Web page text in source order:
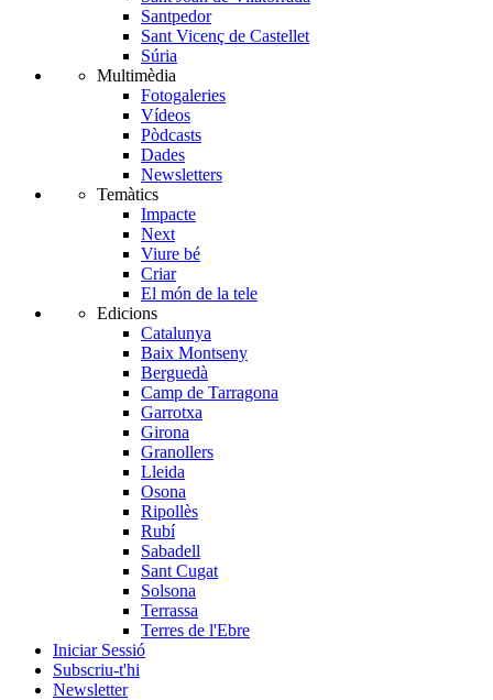
Santpedor
Sant Vicenç de Castellet
Súria
Multimèdia
Fotogaleries
Vídeos
Pòdcasts
Dades
Newsletters
Temàtics
Impacte
Next
Viure bé
Criar
El món de la tele
Edicions
Catalunya
Baix Montseny
Berguedà
Camp de Tarragona
Garrotxa
Girona
Granollers
Lleida
Osona
Ripollès
Rubí
Sabadell
Sant Cugat
Solsona
Terrassa
Terres de l'Ebre
Iniciar Sessió
Subscriu-t'hi
Newsletter